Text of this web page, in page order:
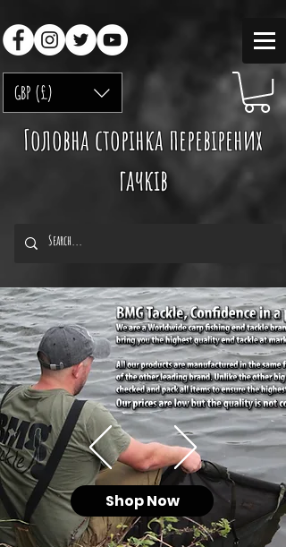
GBP (£)
Головна сторінка перевірених
гачків
Shop Now